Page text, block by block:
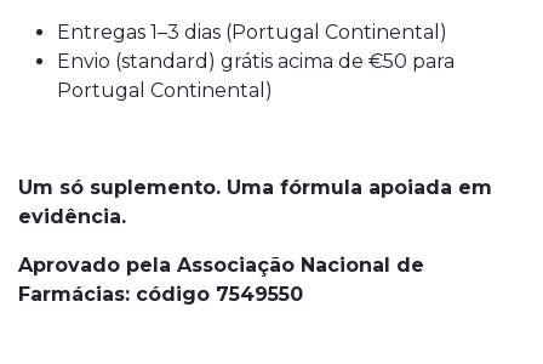
Entregas 1–3 dias (Portugal Continental)
Envio (standard) grátis acima de €50 para
Portugal Continental)
Um só suplemento. Uma fórmula apoiada em
evidência.
Aprovado pela Associação Nacional de
Farmácias: código 7549550